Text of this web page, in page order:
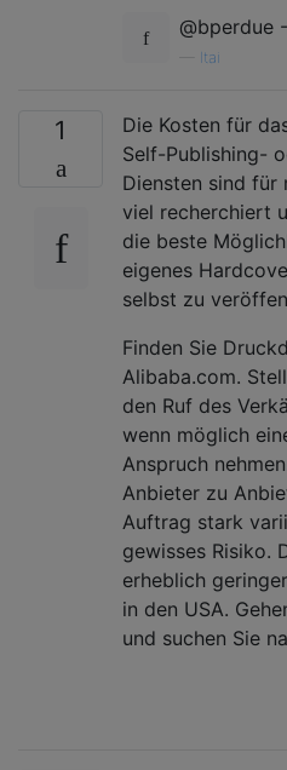
@bperdue
Itai
1
Die Kosten für
Self-Publishing-
Diensten sind für
viel recherchiert
die beste
eigenes
selbst zu
Finden Sie
Alibaba.com.
den Ruf des
wenn möglich
Anspruch
Anbieter zu
Auftrag stark
gewisses Risiko.
erheblich
in den USA.
und suchen Sie